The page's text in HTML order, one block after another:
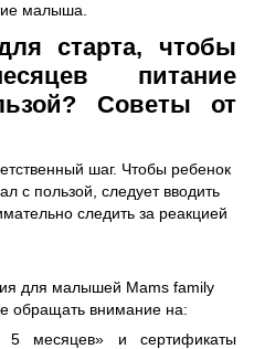
малыша.
старта, чтобы
питание
Советы от
шаг. Чтобы ребенок
с пользой, следует вводить
следить за реакцией
для малышей Mams family
обращать внимание на:
5 месяцев» и сертификаты